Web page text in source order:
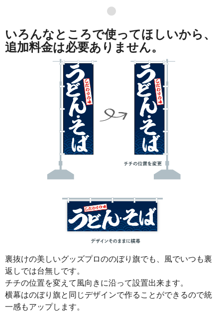
●
いろんなところで使ってほしいから、
追加料金は必要ありません。
裏抜けの美しいグッズプロののぼり旗でも、風でいつも裏
返しでは台無しです。
チチの位置を変えて風向きに沿って設置出来ます。
横幕はのぼり旗と同じデザインで作ることができるので統
一感もアップします。